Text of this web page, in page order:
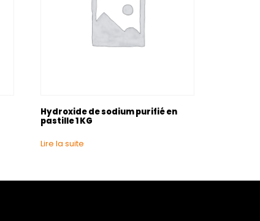
Hydroxide de sodium purifié en
pastille 1 KG
Lire la suite